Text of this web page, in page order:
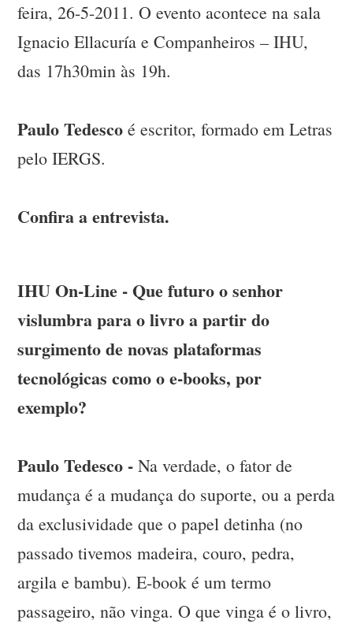
feira, 26-5-2011. O evento acontece na sala
Ignacio Ellacuría e Companheiros – IHU,
das 17h30min às 19h.
Paulo Tedescoé escritor, formado em Letras
pelo IERGS.
Confira a entrevista.
IHU On-Line - Que futuro o senhor
vislumbra para o livro a partir do
surgimento de novas plataformas
tecnológicas como o e-books, por
exemplo?
Paulo Tedesco - Na verdade, o fator de
mudança é a mudança do suporte, ou a perda
da exclusividade que o papel detinha (no
passado tivemos madeira, couro, pedra,
argila e bambu). E-book é um termo
passageiro, não vinga. O que vinga é o livro,